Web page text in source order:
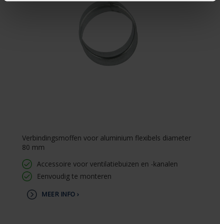
Verbindingsmoffen voor aluminium flexibels diameter
80 mm
Accessoire voor ventilatiebuizen en -kanalen
Eenvoudig te monteren
MEER INFO ›